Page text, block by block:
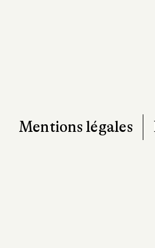
Mentions légales